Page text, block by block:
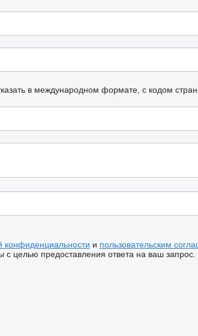
в международном формате, с кодом
конфиденциальности и пользовательским
целью предоставления ответа на ваш запрос.